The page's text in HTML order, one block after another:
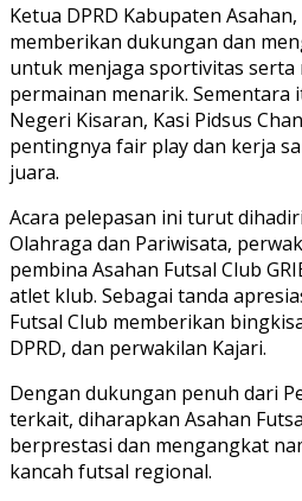
Ketua DPRD Kabupaten
memberikan dukungan dan
untuk menjaga sportivitas serta
permainan menarik. Sementara
Negeri Kisaran, Kasi Pidsus
pentingnya fair play dan kerja
juara.
Acara pelepasan ini turut
Olahraga dan Pariwisata,
pembina Asahan Futsal Club
atlet klub. Sebagai tanda
Futsal Club memberikan
DPRD, dan perwakilan Kajari.
Dengan dukungan penuh dari
terkait, diharapkan Asahan
berprestasi dan mengangkat
kancah futsal regional.